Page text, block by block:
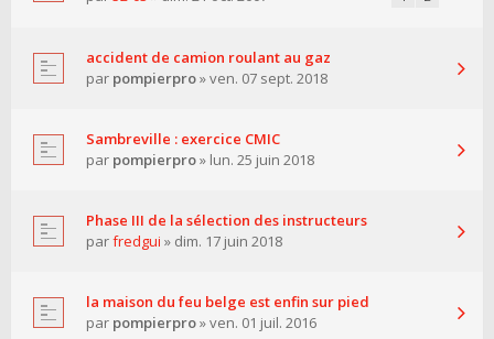
accident de camion roulant au gaz
par pompierpro» ven. 07 sept. 2018
Sambreville : exercice CMIC
par pompierpro» lun. 25 juin 2018
Phase III de la sélection des instructeurs
parfredgui » dim. 17 juin 2018
la maison du feu belge est enfin sur pied
par pompierpro» ven. 01 juil. 2016